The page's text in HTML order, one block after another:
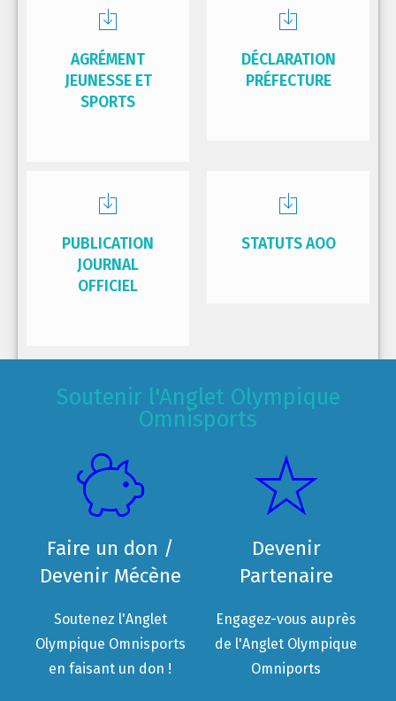
AGRÉMENT
JEUNESSE ET
SPORTS
DÉCLARATION
PRÉFECTURE
PUBLICATION
JOURNAL
OFFICIEL
STATUTS AOO
Soutenir l'Anglet Olympique
Omnisports
Faire un don /
Devenir Mécène
Soutenez l'Anglet
Olympique Omnisports
en faisant un don !
Devenir
Partenaire
Engagez-vous auprès
de l'Anglet Olympique
Omniports